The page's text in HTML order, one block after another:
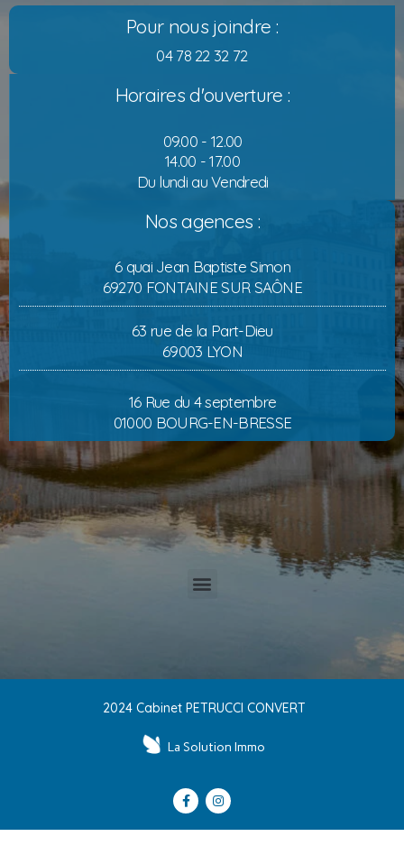
Pour nous joindre :
04 78 22 32 72
Horaires d'ouverture :
09.00 - 12.00
14.00 - 17.00
Du lundi au Vendredi
Nos agences :
6 quai Jean Baptiste Simon
69270 FONTAINE SUR SAÔNE
63 rue de la Part-Dieu
69003 LYON
16 Rue du 4 septembre
01000 BOURG-EN-BRESSE
2024 Cabinet PETRUCCI CONVERT
La Solution Immo